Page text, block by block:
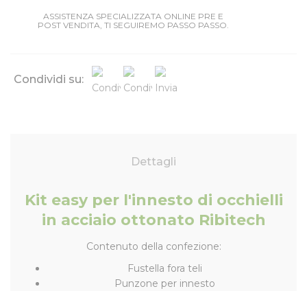
ASSISTENZA SPECIALIZZATA ONLINE PRE E
POST VENDITA, TI SEGUIREMO PASSO PASSO.
Condividi su:
Dettagli
Kit easy per l'innesto di occhielli
in acciaio ottonato Ribitech
Contenuto della confezione:
Fustella fora teli
Punzone per innesto